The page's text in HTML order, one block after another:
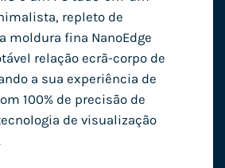
repleto de
moldura fina NanoEdge
relação ecrã-corpo de
a sua experiência de
100% de precisão de
de visualização